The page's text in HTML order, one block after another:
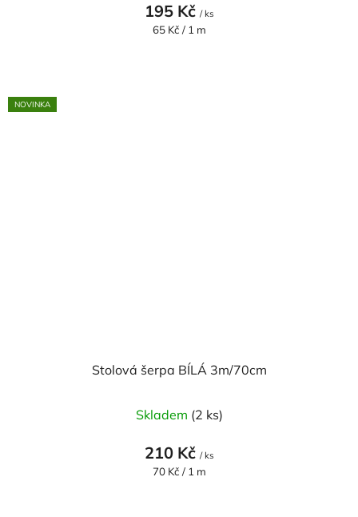
195 Kč / ks
Měrná
65 Kč / 1 m
NOVINKA
Stolová šerpa BÍLÁ 3m/70cm
Skladem (2 ks)
210 Kč / ks
Měrná
70 Kč / 1 m